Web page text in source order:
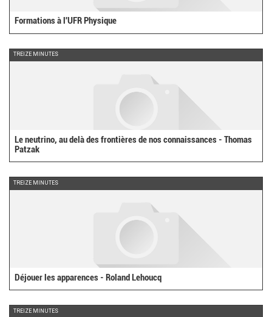
Formations à l'UFR Physique
TREIZE MINUTES
Le neutrino, au delà des frontières de nos connaissances - Thomas
Patzak
TREIZE MINUTES
Déjouer les apparences - Roland Lehoucq
TREIZE MINUTES